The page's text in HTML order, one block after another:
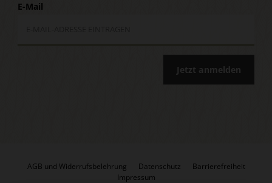
E-Mail
Jetzt anmelden
AGB und Widerrufsbelehrung Datenschutz
Barrierefreiheit
Impressum